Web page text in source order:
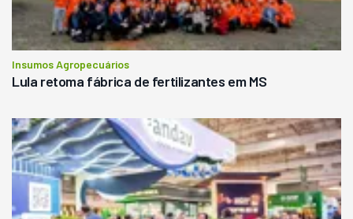
Insumos Agropecuários
Lula retoma fábrica de fertilizantes em MS